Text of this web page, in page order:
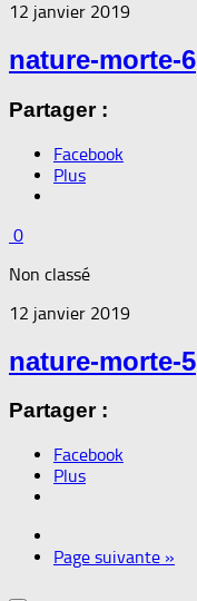
12 janvier 2019
nature-morte-6
Partager :
Facebook
Plus
0
Non classé
12 janvier 2019
nature-morte-5
Partager :
Facebook
Plus
Page suivante »